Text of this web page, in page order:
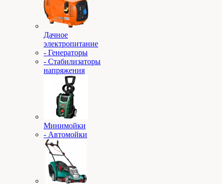
Дачное
электропитание
- Генераторы
- Стабилизаторы
напряжения
Минимойки
- Автомойки